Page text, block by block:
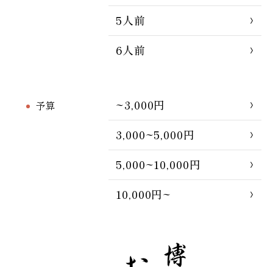
5人前
6人前
予算
~3,000円
3,000~5,000円
5,000~10,000円
10,000円~